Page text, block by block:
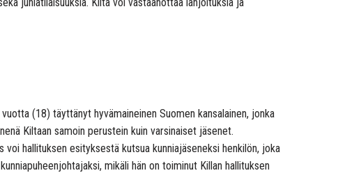
(18) täyttänyt hyvämaineinen Suomen kansalainen, jonka
Kiltaan samoin perustein kuin varsinaiset jäsenet.
hallituksen esityksestä kutsua kunniajäseneksi henkilön, joka
mikäli hän on toiminut Killan hallituksen